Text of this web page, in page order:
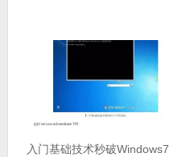
入门基础技术秒破Windows7